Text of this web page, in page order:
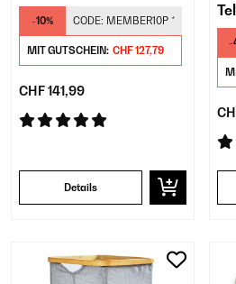
-10% CODE: MEMBER10P *
MIT GUTSCHEIN: CHF 127,79
CHF 141,99
Details
-